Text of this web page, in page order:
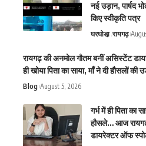
नई उड़ान, पार्षद
किए स्वीकृति पत्र
घरघोडा़ रायगढ़
रायगढ़ की अनमोल गौतम बनीं असिस्टेंट
ही खोया पिता का साया, माँ ने दी हौसलों की
Blog August 5, 2026
गर्भ में ही पिता का
हौसले… आज
डायरेक्टर ऑफ